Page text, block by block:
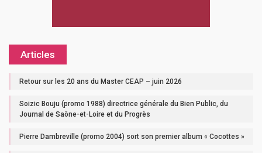
Articles
Retour sur les 20 ans du Master CEAP – juin 2026
Soizic Bouju (promo 1988) directrice générale du Bien Public, du
Journal de Saône-et-Loire et du Progrès
Pierre Dambreville (promo 2004) sort son premier album « Cocottes »